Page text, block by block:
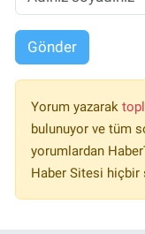
Gönder
Yorum yazarak
bulunuyor ve tüm
yorumlardan
Haber Sitesi